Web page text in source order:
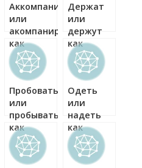
Аккомпанировать
или
акомпанировать
как
правильно?
Держат
или
держут
как
правильно?
Пробовать
или
пробывать
как
правильно?
Одеть
или
надеть
как
правильно?